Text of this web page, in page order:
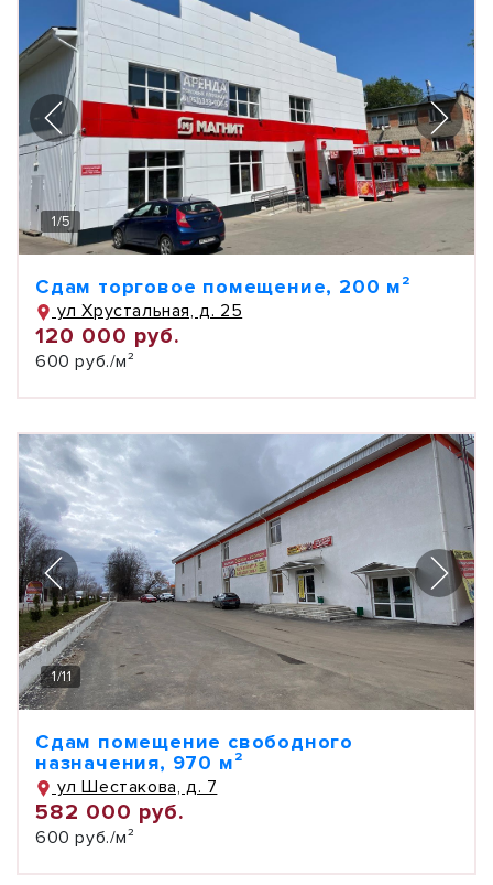
1/5
Сдам торговое помещение, 200 м²
ул Хрустальная, д. 25
120 000 руб.
600 руб./м²
1/11
Сдам помещение свободного
назначения, 970 м²
ул Шестакова, д. 7
582 000 руб.
600 руб./м²